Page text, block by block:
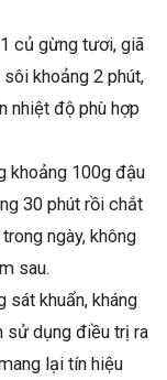
củ gừng tươi, giã
khoảng 2 phút,
nhiệt độ phù hợp
khoảng 100g đậu
30 phút rồi chắt
ngày, không
sau.
sát khuẩn, kháng
sử dụng điều trị ra
lại tín hiệu